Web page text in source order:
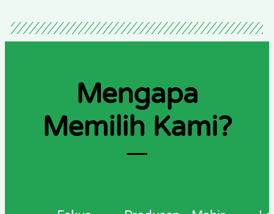
Mengapa
Memilih Kami?